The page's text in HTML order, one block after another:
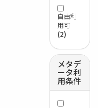
自由利
用可
(2)
メタデ
ータ利
用条件